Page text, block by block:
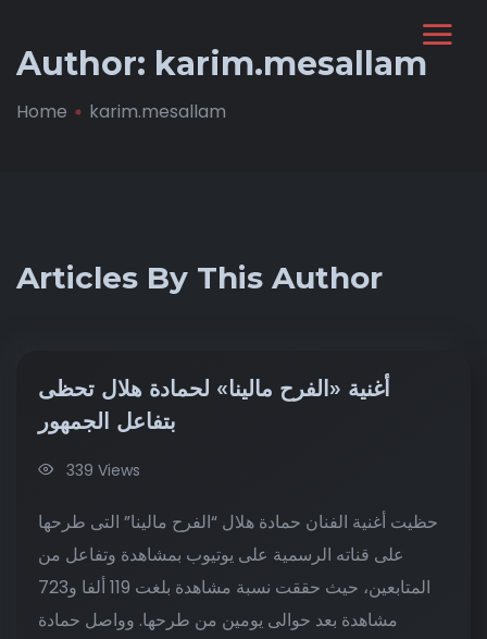
Author: karim.mesallam
Home karim.mesallam
Articles By This Author
أغنية «الفرح مالينا» لحمادة هلال تحظى
339 Views
حظيت أغنية الفنان حمادة هلال “الفرح مالينا” التى طرحها
على قناته الرسمية على يوتيوب بمشاهدة وتفاعل من
المتابعين، حيث حققت نسبة مشاهدة بلغت 119 ألفا و723
مشاهدة بعد حوالى يومين من طرحها. وواصل حمادة